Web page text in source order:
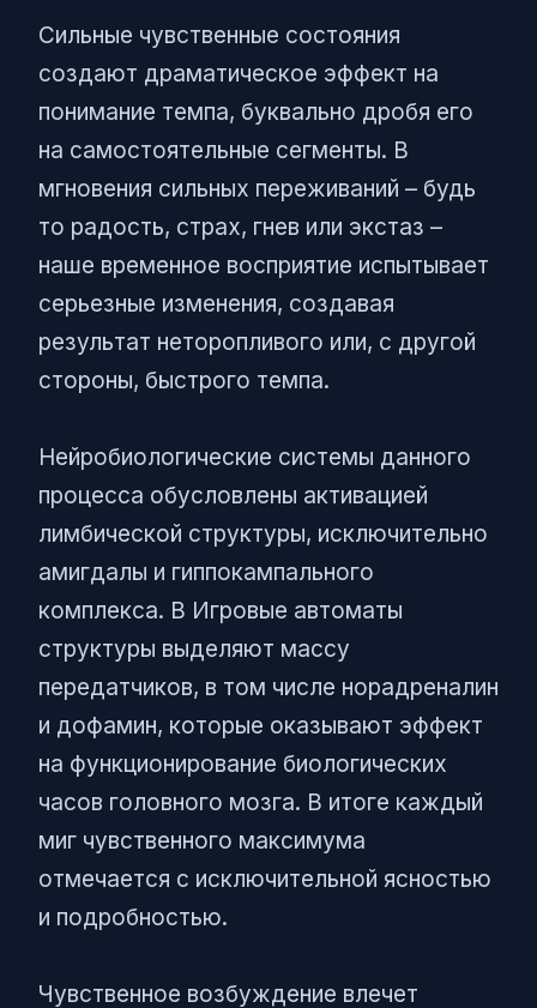
Сильные чувственные состояния
создают драматическое эффект на
понимание темпа, буквально дробя его
на самостоятельные сегменты. В
мгновения сильных переживаний – будь
то радость, страх, гнев или экстаз –
наше временное восприятие испытывает
серьезные изменения, создавая
результат неторопливого или, с другой
стороны, быстрого темпа.
Нейробиологические системы данного
процесса обусловлены активацией
лимбической структуры, исключительно
амигдалы и гиппокампального
комплекса. В Игровые автоматы
структуры выделяют массу
передатчиков, в том числе норадреналин
и дофамин, которые оказывают эффект
на функционирование биологических
часов головного мозга. В итоге каждый
миг чувственного максимума
отмечается с исключительной ясностью
и подробностью.
Чувственное возбуждение влечет